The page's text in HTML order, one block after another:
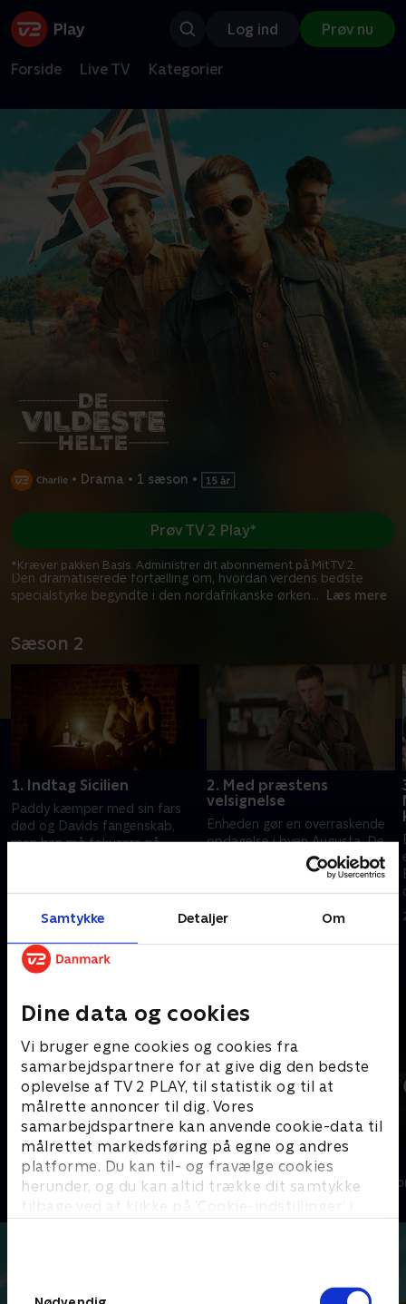
Samtykke Detaljer Om
Dine data og cookies
Vi bruger egne cookies og cookies fra
samarbejdspartnere for at give dig den bedste
oplevelse af TV 2 PLAY, til statistik og til at
målrette annoncer til dig. Vores
samarbejdspartnere kan anvende cookie-data til
målrettet markedsføring på egne og andres
platforme. Du kan til- og fravælge cookies
herunder, og du kan altid trække dit samtykke
tilbage ved at klikke på ’Cookie-indstillinger’ i
Log ind Prøv nu
Forside Live TV Kategorier
• Drama • 1 sæson •
Den dramatiserede fortælling om, hvordan verdens bedste
specialstyrke begyndte i den nordafrikanske ørken... Læs mere
Prøv TV 2 Play*
*Kræver pakken Basis. Administrer dit abonnement på Mit TV 2.
Sæson 2
1. Indtag Sicilien
Paddy kæmper med sin fars
død og Davids fangenskab,
men han må fokusere på
an i invasionen af Europa.
2. Med præstens
velsignelse
Enheden gør en overraskende
opdagelse i byen Augusta. De
får et tilbud direkte fra den
sicilianske mafia, men vil
Paddys afvisende holdning
Andre så også
BH90210
Drama • 1 sæsoner
Estonia
Drama • 1